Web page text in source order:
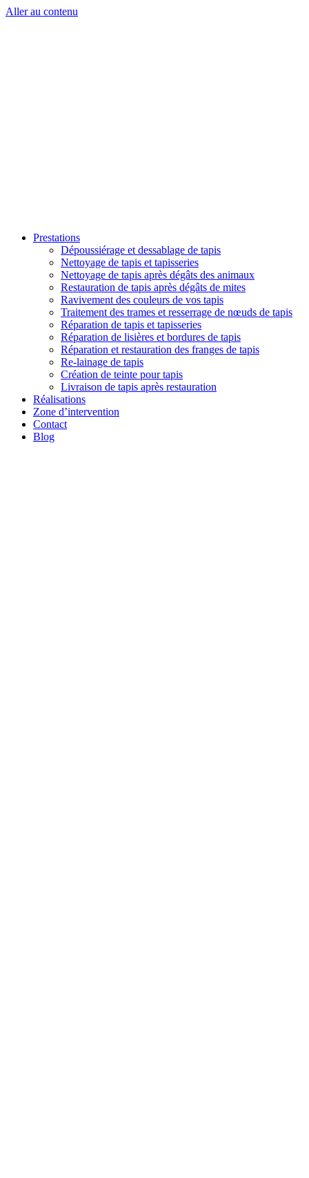
Aller au contenu
Prestations
Dépoussiérage et dessablage de tapis
Nettoyage de tapis et tapisseries
Nettoyage de tapis après dégâts des animaux
Restauration de tapis après dégâts de mites
Ravivement des couleurs de vos tapis
Traitement des trames et resserrage de nœuds de tapis
Réparation de tapis et tapisseries
Réparation de lisières et bordures de tapis
Réparation et restauration des franges de tapis
Re-lainage de tapis
Création de teinte pour tapis
Livraison de tapis après restauration
Réalisations
Zone d’intervention
Contact
Blog